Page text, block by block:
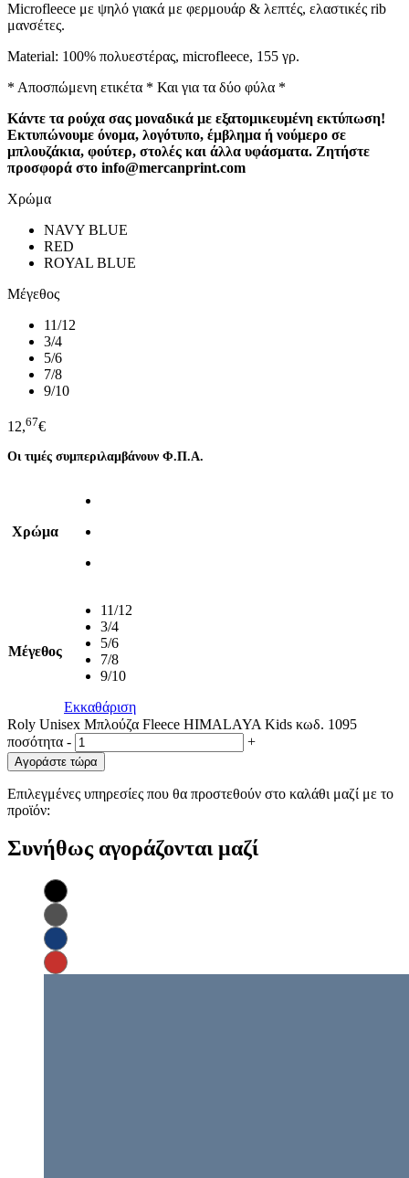
Microfleece με ψηλό γιακά με φερμουάρ & λεπτές, ελαστικές rib
μανσέτες.
Material: 100% πολυεστέρας, microfleece, 155 γρ.
* Αποσπώμενη ετικέτα * Και για τα δύο φύλα *
Κάντε τα ρούχα σας μοναδικά με εξατομικευμένη εκτύπωση!
Εκτυπώνουμε όνομα, λογότυπο, έμβλημα ή νούμερο σε
μπλουζάκια, φούτερ, στολές και άλλα υφάσματα. Ζητήστε
προσφορά στο info@mercanprint.com
Χρώμα
NAVY BLUE
RED
ROYAL BLUE
Μέγεθος
11/12
3/4
5/6
7/8
9/10
12,67€
Οι τιμές συμπεριλαμβάνουν Φ.Π.Α.
Χρώμα
Μέγεθος
11/12
3/4
5/6
7/8
9/10
Εκκαθάριση
Roly Unisex Μπλούζα Fleece HIMALAYA Kids κωδ. 1095
ποσότητα - +
Αγοράστε τώρα
Επιλεγμένες υπηρεσίες που θα προστεθούν στο καλάθι μαζί με το
προϊόν:
Συνήθως αγοράζονται μαζί